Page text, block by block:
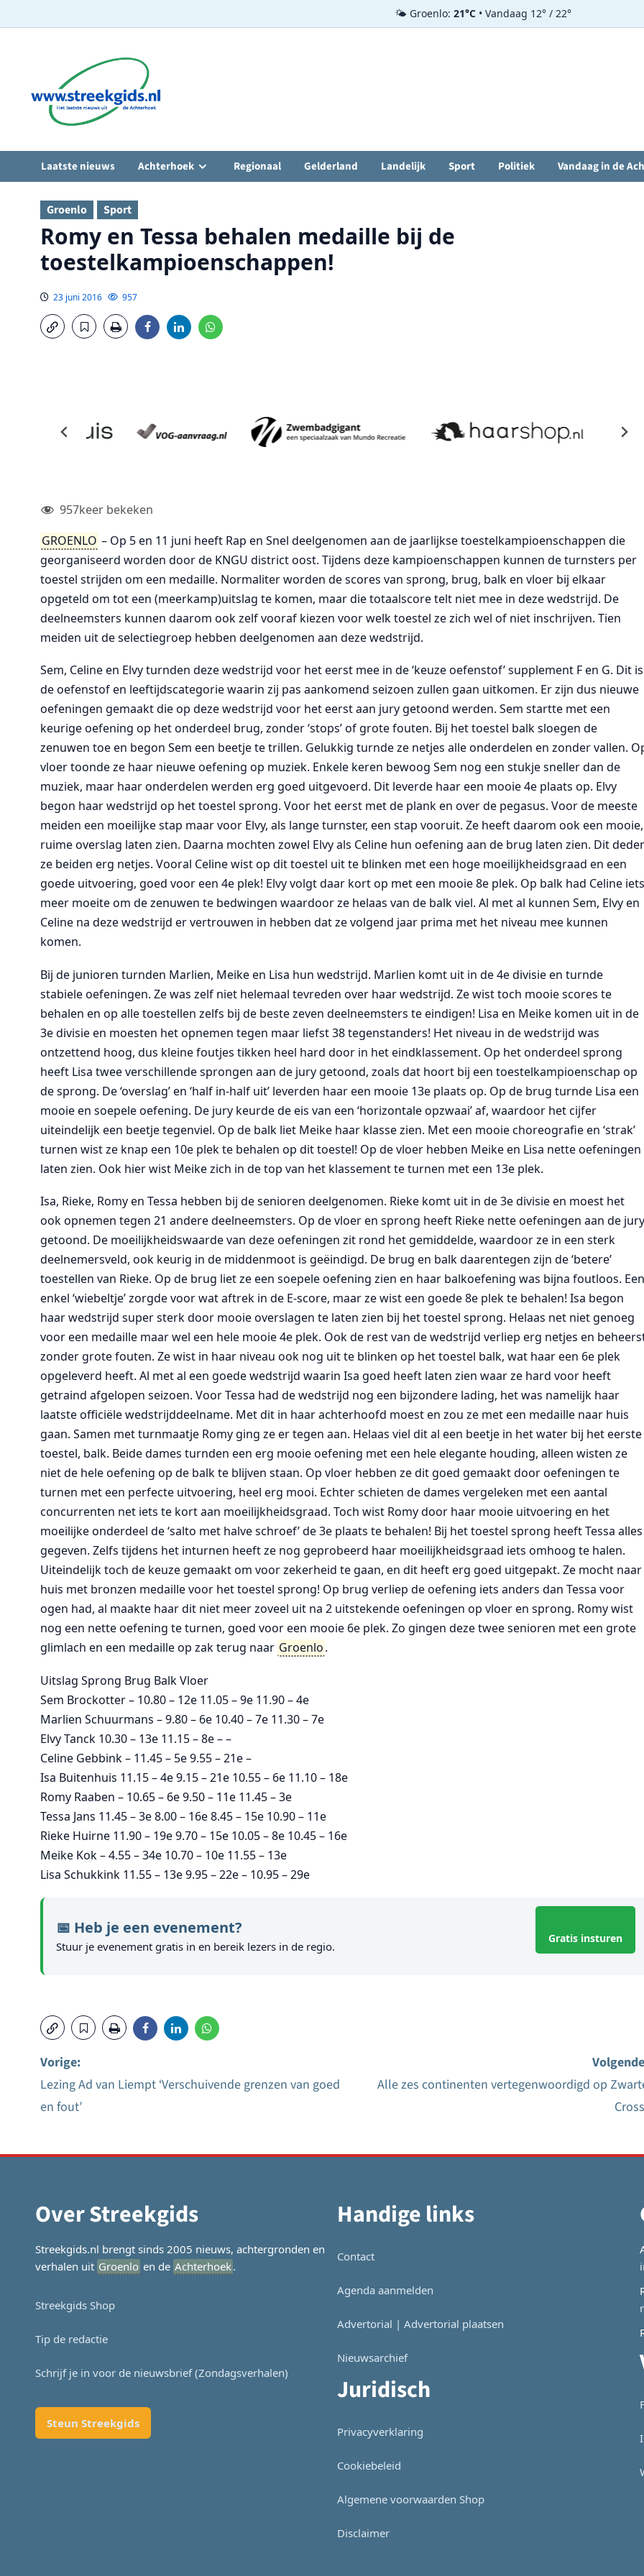
🌤️ Groenlo: 21°C • Vandaag 12° / 22°
inhoud
Laatste nieuws Achterhoek Regionaal Gelderland Landelijk Sport Politiek Vandaag in de
Groenlo Sport
Romy en Tessa behalen medaille bij de
toestelkampioenschappen!
23 juni 2016 957
957keer bekeken
GROENLO – Op 5 en 11 juni heeft Rap en Snel deelgenomen aan de jaarlijkse toestelkampioenschappen die
georganiseerd worden door de KNGU district oost. Tijdens deze kampioenschappen kunnen de turnsters per
toestel strijden om een medaille. Normaliter worden de scores van sprong, brug, balk en vloer bij elkaar
opgeteld om tot een (meerkamp)uitslag te komen, maar die totaalscore telt niet mee in deze wedstrijd. De
deelneemsters kunnen daarom ook zelf vooraf kiezen voor welk toestel ze zich wel of niet inschrijven. Tien
meiden uit de selectiegroep hebben deelgenomen aan deze wedstrijd.
Sem, Celine en Elvy turnden deze wedstrijd voor het eerst mee in de ‘keuze oefenstof’ supplement F en G. Dit is
de oefenstof en leeftijdscategorie waarin zij pas aankomend seizoen zullen gaan uitkomen. Er zijn dus nieuwe
oefeningen gemaakt die op deze wedstrijd voor het eerst aan jury getoond werden. Sem startte met een
keurige oefening op het onderdeel brug, zonder ‘stops’ of grote fouten. Bij het toestel balk sloegen de
zenuwen toe en begon Sem een beetje te trillen. Gelukkig turnde ze netjes alle onderdelen en zonder vallen.
vloer toonde ze haar nieuwe oefening op muziek. Enkele keren bewoog Sem nog een stukje sneller dan de
muziek, maar haar onderdelen werden erg goed uitgevoerd. Dit leverde haar een mooie 4e plaats op. Elvy
begon haar wedstrijd op het toestel sprong. Voor het eerst met de plank en over de pegasus. Voor de meeste
meiden een moeilijke stap maar voor Elvy, als lange turnster, een stap vooruit. Ze heeft daarom ook een mooie,
ruime overslag laten zien. Daarna mochten zowel Elvy als Celine hun oefening aan de brug laten zien. Dit
ze beiden erg netjes. Vooral Celine wist op dit toestel uit te blinken met een hoge moeilijkheidsgraad en een
goede uitvoering, goed voor een 4e plek! Elvy volgt daar kort op met een mooie 8e plek. Op balk had Celine iets
meer moeite om de zenuwen te bedwingen waardoor ze helaas van de balk viel. Al met al kunnen Sem, Elvy en
Celine na deze wedstrijd er vertrouwen in hebben dat ze volgend jaar prima met het niveau mee kunnen
komen.
Bij de junioren turnden Marlien, Meike en Lisa hun wedstrijd. Marlien komt uit in de 4e divisie en turnde
stabiele oefeningen. Ze was zelf niet helemaal tevreden over haar wedstrijd. Ze wist toch mooie scores te
behalen en op alle toestellen zelfs bij de beste zeven deelneemsters te eindigen! Lisa en Meike komen uit in de
3e divisie en moesten het opnemen tegen maar liefst 38 tegenstanders! Het niveau in de wedstrijd was
ontzettend hoog, dus kleine foutjes tikken heel hard door in het eindklassement. Op het onderdeel sprong
heeft Lisa twee verschillende sprongen aan de jury getoond, zoals dat hoort bij een toestelkampioenschap op
de sprong. De ‘overslag’ en ‘half in-half uit’ leverden haar een mooie 13e plaats op. Op de brug turnde Lisa een
mooie en soepele oefening. De jury keurde de eis van een ‘horizontale opzwaai’ af, waardoor het cijfer
uiteindelijk een beetje tegenviel. Op de balk liet Meike haar klasse zien. Met een mooie choreografie en ‘strak’
turnen wist ze knap een 10e plek te behalen op dit toestel! Op de vloer hebben Meike en Lisa nette oefeningen
laten zien. Ook hier wist Meike zich in de top van het klassement te turnen met een 13e plek.
Isa, Rieke, Romy en Tessa hebben bij de senioren deelgenomen. Rieke komt uit in de 3e divisie en moest het
ook opnemen tegen 21 andere deelneemsters. Op de vloer en sprong heeft Rieke nette oefeningen aan de jury
getoond. De moeilijkheidswaarde van deze oefeningen zit rond het gemiddelde, waardoor ze in een sterk
deelnemersveld, ook keurig in de middenmoot is geëindigd. De brug en balk daarentegen zijn de ‘betere’
toestellen van Rieke. Op de brug liet ze een soepele oefening zien en haar balkoefening was bijna foutloos. Een
enkel ‘wiebeltje’ zorgde voor wat aftrek in de E-score, maar ze wist een goede 8e plek te behalen! Isa begon
haar wedstrijd super sterk door mooie overslagen te laten zien bij het toestel sprong. Helaas net niet genoeg
voor een medaille maar wel een hele mooie 4e plek. Ook de rest van de wedstrijd verliep erg netjes en
zonder grote fouten. Ze wist in haar niveau ook nog uit te blinken op het toestel balk, wat haar een 6e plek
opgeleverd heeft. Al met al een goede wedstrijd waarin Isa goed heeft laten zien waar ze hard voor heeft
getraind afgelopen seizoen. Voor Tessa had de wedstrijd nog een bijzondere lading, het was namelijk haar
laatste officiële wedstrijddeelname. Met dit in haar achterhoofd moest en zou ze met een medaille naar huis
gaan. Samen met turnmaatje Romy ging ze er tegen aan. Helaas viel dit al een beetje in het water bij het eerste
toestel, balk. Beide dames turnden een erg mooie oefening met een hele elegante houding, alleen wisten ze
niet de hele oefening op de balk te blijven staan. Op vloer hebben ze dit goed gemaakt door oefeningen te
turnen met een perfecte uitvoering, heel erg mooi. Echter schieten de dames vergeleken met een aantal
concurrenten net iets te kort aan moeilijkheidsgraad. Toch wist Romy door haar mooie uitvoering en het
moeilijke onderdeel de ‘salto met halve schroef’ de 3e plaats te behalen! Bij het toestel sprong heeft Tessa alles
gegeven. Zelfs tijdens het inturnen heeft ze nog geprobeerd haar moeilijkheidsgraad iets omhoog te halen.
Uiteindelijk toch de keuze gemaakt om voor zekerheid te gaan, en dit heeft erg goed uitgepakt. Ze mocht naar
huis met bronzen medaille voor het toestel sprong! Op brug verliep de oefening iets anders dan Tessa voor
ogen had, al maakte haar dit niet meer zoveel uit na 2 uitstekende oefeningen op vloer en sprong. Romy wist
nog een nette oefening te turnen, goed voor een mooie 6e plek. Zo gingen deze twee senioren met een grote
glimlach en een medaille op zak terug naar Groenlo.
Uitslag Sprong Brug Balk Vloer
Sem Brockotter – 10.80 – 12e 11.05 – 9e 11.90 – 4e
Marlien Schuurmans – 9.80 – 6e 10.40 – 7e 11.30 – 7e
Elvy Tanck 10.30 – 13e 11.15 – 8e – –
Celine Gebbink – 11.45 – 5e 9.55 – 21e –
Isa Buitenhuis 11.15 – 4e 9.15 – 21e 10.55 – 6e 11.10 – 18e
Romy Raaben – 10.65 – 6e 9.50 – 11e 11.45 – 3e
Tessa Jans 11.45 – 3e 8.00 – 16e 8.45 – 15e 10.90 – 11e
Rieke Huirne 11.90 – 19e 9.70 – 15e 10.05 – 8e 10.45 – 16e
Meike Kok – 4.55 – 34e 10.70 – 10e 11.55 – 13e
Lisa Schukkink 11.55 – 13e 9.95 – 22e – 10.95 – 29e
📅 Heb je een evenement?
Stuur je evenement gratis in en bereik lezers in de regio.
Gratis insturen
Bericht
Vorige:
Lezing Ad van Liempt ‘Verschuivende grenzen van goed
en fout’
Alle zes continenten vertegenwoordigd op
Over Streekgids
Streekgids.nl brengt sinds 2005 nieuws, achtergronden en
verhalen uit Groenlo en de Achterhoek.
Streekgids Shop
Tip de redactie
Schrijf je in voor de nieuwsbrief (Zondagsverhalen)
Steun Streekgids
Handige links
Contact
Agenda aanmelden
Advertorial | Advertorial plaatsen
Nieuwsarchief
Juridisch
Privacyverklaring
Cookiebeleid
Algemene voorwaarden Shop
Disclaimer